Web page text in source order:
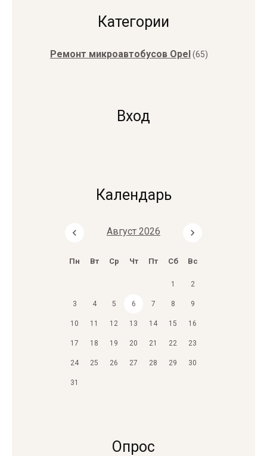
Категории
Ремонт микроавтобусов Opel(65)
Вход
Календарь
Август 2026
Пн Вт Ср Чт Пт Сб Вс
1 2
3 4 5 6 7 8 9
10 11 12 13 14 15 16
17 18 19 20 21 22 23
24 25 26 27 28 29 30
31
Опрос